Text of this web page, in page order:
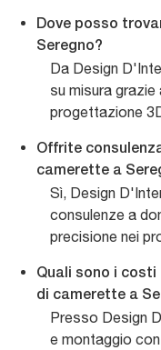
Dove posso
Seregno?
Da Design
su misura
progettazione
Offrite
camerette a
Sì, Design
consulenze a
precisione nei
Quali sono i costi
di camerette a
Presso Design
e montaggio